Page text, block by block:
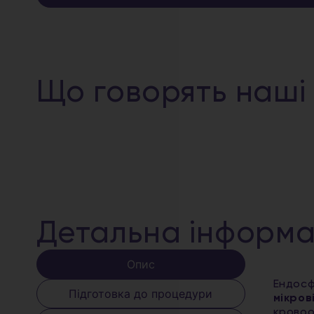
Що говорять
Детальна
Опис
Підготовка до процедури